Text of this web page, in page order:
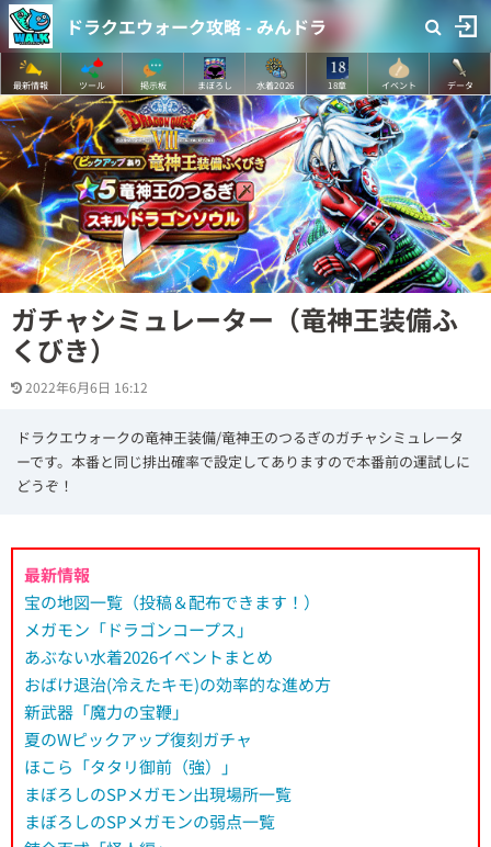
ドラクエウォーク攻略 - みんドラ
最新情報 ツール 掲示板 まぼろし 水着2026 18章 イベント データ
ガチャシミュレーター（竜神王装備ふ
くびき）
2022年6月6日 16:12
ドラクエウォークの竜神王装備/竜神王のつるぎのガチャシミュレータ
ーです。本番と同じ排出確率で設定してありますので本番前の運試しに
どうぞ！
最新情報
宝の地図一覧（投稿＆配布できます！）
メガモン「ドラゴンコープス」
あぶない水着2026イベントまとめ
おばけ退治(冷えたキモ)の効率的な進め方
新武器「魔力の宝鞭」
夏のWピックアップ復刻ガチャ
ほこら「タタリ御前（強）」
まぼろしのSPメガモン出現場所一覧
まぼろしのSPメガモンの弱点一覧